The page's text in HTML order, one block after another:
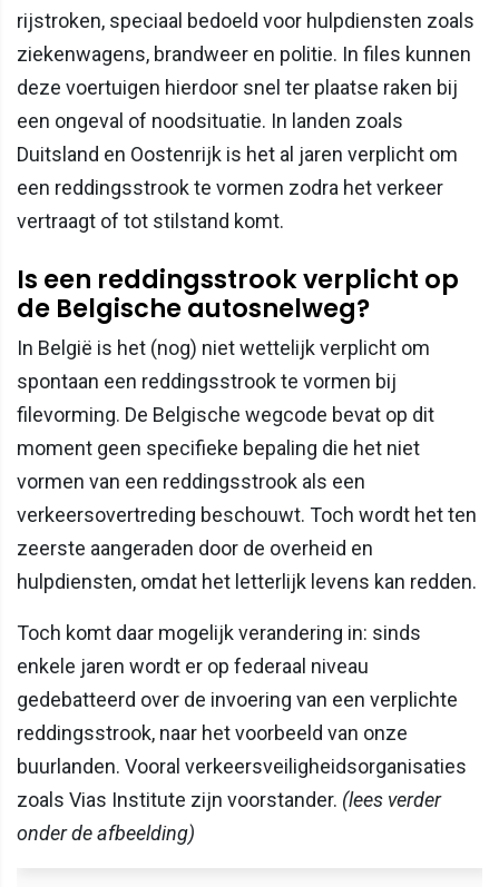
rijstroken, speciaal bedoeld voor hulpdiensten zoals
ziekenwagens, brandweer en politie. In files kunnen
deze voertuigen hierdoor snel ter plaatse raken bij
een ongeval of noodsituatie. In landen zoals
Duitsland en Oostenrijk is het al jaren verplicht om
een reddingsstrook te vormen zodra het verkeer
vertraagt of tot stilstand komt.
Is een reddingsstrook verplicht op
de Belgische autosnelweg?
In België is het (nog) niet wettelijk verplicht om
spontaan een reddingsstrook te vormen bij
filevorming. De Belgische wegcode bevat op dit
moment geen specifieke bepaling die het niet
vormen van een reddingsstrook als een
verkeersovertreding beschouwt. Toch wordt het ten
zeerste aangeraden door de overheid en
hulpdiensten, omdat het letterlijk levens kan redden.
Toch komt daar mogelijk verandering in: sinds
enkele jaren wordt er op federaal niveau
gedebatteerd over de invoering van een verplichte
reddingsstrook, naar het voorbeeld van onze
buurlanden. Vooral verkeersveiligheidsorganisaties
zoals Vias Institute zijn voorstander. (lees verder
onder de afbeelding)